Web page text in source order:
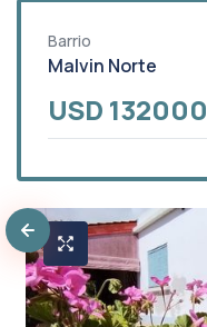
Barrio
Malvin Norte
USD 132000